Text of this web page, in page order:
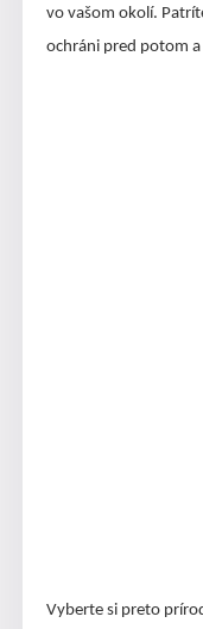
vo vašom okolí.
ochráni pred potom
Vyberte si preto